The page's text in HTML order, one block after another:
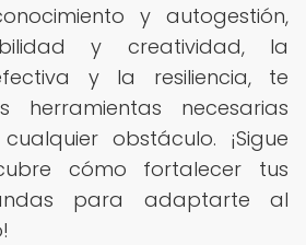
y autogestión,
y creatividad, la
y la resiliencia, te
herramientas necesarias
obstáculo. ¡Sigue
cómo fortalecer tus
para adaptarte al